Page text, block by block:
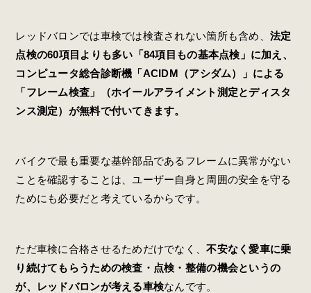
レッドバロンでは車検では検査されない箇所も含め、 法定
点検の60項目よりも多い「84項目もの基本点検」に加え、
コンピュータ総合診断機「ACIDM（アシダム）」による
「フレーム検査」（ホイールアライメント測定とディスタ
ンス測定）が無料で付いてきます。
バイクで最も重要な基幹部品であるフレームに異常がない
ことを確認することは、ユーザー自身と周囲の安全を守る
ためにも必要だと考えているからです。
ただ車検に合格させるためだけでなく、不安なく愛車に乗
り続けてもらうための検査・点検・整備の機会というの
が、レッドバロンが考える車検なんです。